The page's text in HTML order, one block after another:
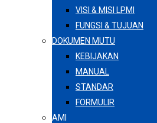
VISI & MISI LPMI
FUNGSI & TUJUAN
DOKUMEN MUTU
KEBIJAKAN
MANUAL
STANDAR
FORMULIR
AMI